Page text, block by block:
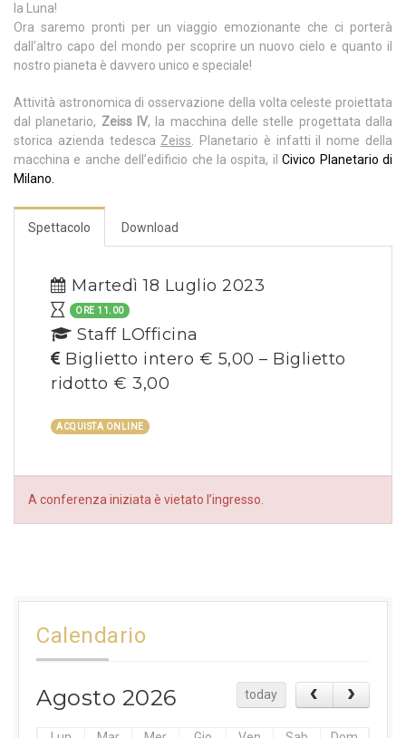
la Luna!
Ora saremo pronti per un viaggio emozionante che ci porterà
dall’altro capo del mondo per scoprire un nuovo cielo e quanto il
nostro pianeta è davvero unico e speciale!
Attività astronomica di osservazione della volta celeste proiettata
dal planetario, Zeiss IV, la macchina delle stelle progettata dalla
storica azienda tedesca Zeiss . Planetario è infatti il nome della
macchina e anche dell’edificio che la ospita, ilCivico Planetario di
Milano.
Spettacolo Download
Martedì 18 Luglio 2023
ORE 11.00
Staff LOfficina
Biglietto intero € 5,00 – Biglietto
ridotto € 3,00
ACQUISTA ONLINE
A conferenza iniziata è vietato l’ingresso.
Calendario
Agosto 2026 today